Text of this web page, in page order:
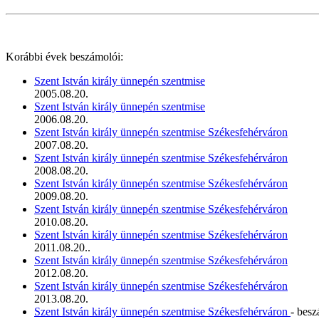
Korábbi évek beszámolói:
Szent István király ünnepén szentmise
2005.08.20.
Szent István király ünnepén szentmise
2006.08.20.
Szent István király ünnepén szentmise Székesfehérváron
2007.08.20.
Szent István király ünnepén szentmise Székesfehérváron
2008.08.20.
Szent István király ünnepén szentmise Székesfehérváron
2009.08.20.
Szent István király ünnepén szentmise Székesfehérváron
2010.08.20.
Szent István király ünnepén szentmise Székesfehérváron
2011.08.20..
Szent István király ünnepén szentmise Székesfehérváron
2012.08.20.
Szent István király ünnepén szentmise Székesfehérváron
2013.08.20.
Szent István király ünnepén szentmise Székesfehérváron -